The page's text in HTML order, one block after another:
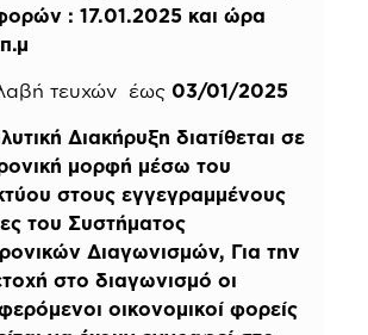
: 17.01.2025 και ώρα
τευχών έως 03/01/2025
Διακήρυξη διατίθεται σε
μορφή μέσω του
στους εγγεγραμμένους
του Συστήματος
Διαγωνισμών, Για την
στο διαγωνισμό οι
οικονομικοί φορείς